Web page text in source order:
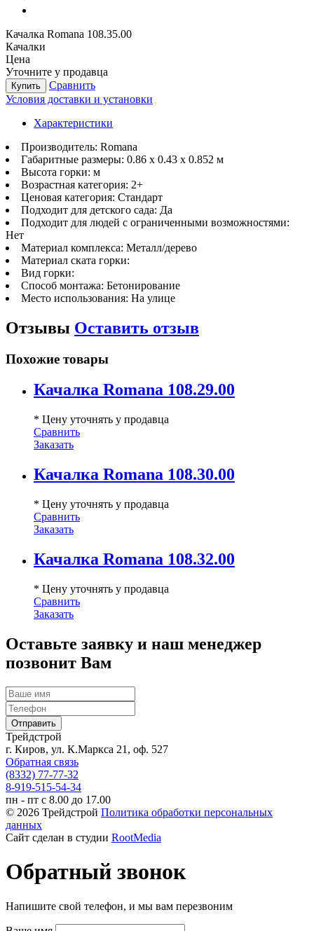
Качалка Romana 108.35.00
Качалки
Цена
Уточните у продавца
Купить
Сравнить
Условия доставки и установки
Характеристики
Производитель: Romana
Габаритные размеры: 0.86 х 0.43 х 0.852 м
Высота горки: м
Возрастная категория: 2+
Ценовая категория: Стандарт
Подходит для детского сада: Да
Подходит для людей с ограниченными возможностями:
Нет
Материал комплекса: Металл/дерево
Материал ската горки:
Вид горки:
Способ монтажа: Бетонирование
Место использования: На улице
Отзывы Оставить отзыв
Похожие товары
Качалка Romana 108.29.00
* Цену уточнять у продавца
Сравнить
Заказать
Качалка Romana 108.30.00
* Цену уточнять у продавца
Сравнить
Заказать
Качалка Romana 108.32.00
* Цену уточнять у продавца
Сравнить
Заказать
Оставьте заявку и наш менеджер
позвонит Вам
Трейдстрой
г. Киров, ул. К.Маркса 21, оф. 527
Обратная связь
(8332) 77-77-32
8-919-515-54-34
пн - пт с 8.00 до 17.00
© 2026 Трейдстрой Политика обработки персональных
данных
Сайт сделан в студии RootMedia
Обратный звонок
Напишите свой телефон, и мы вам перезвоним